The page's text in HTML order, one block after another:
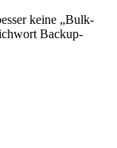
keine „Bulk-
Backup-